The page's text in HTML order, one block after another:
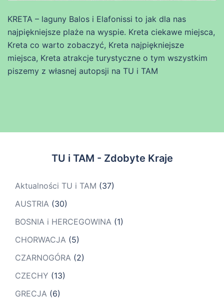
KRETA – laguny Balos i Elafonissi to jak dla nas
najpiękniejsze plaże na wyspie. Kreta ciekawe miejsca,
Kreta co warto zobaczyć, Kreta najpiękniejsze
miejsca, Kreta atrakcje turystyczne o tym wszystkim
piszemy z własnej autopsji na TU i TAM
TU i TAM - Zdobyte Kraje
Aktualności TU i TAM (37)
AUSTRIA (30)
BOSNIA i HERCEGOWINA (1)
CHORWACJA (5)
CZARNOGÓRA (2)
CZECHY (13)
GRECJA (6)